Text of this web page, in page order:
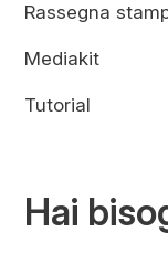
Rassegna
Mediakit
Tutorial
Hai